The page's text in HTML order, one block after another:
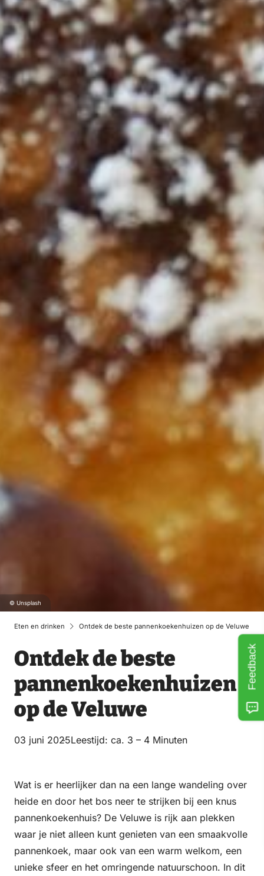
© Unsplash
Eten en drinken Ontdek de beste pannenkoekenhuizen op de Veluwe
Ontdek de beste
pannenkoekenhuizen
op de Veluwe
03 juni 2025Leestijd: ca. 3 – 4 Minuten
Wat is er heerlijker dan na een lange wandeling over
heide en door het bos neer te strijken bij een knus
pannenkoekenhuis? De Veluwe is rijk aan plekken
waar je niet alleen kunt genieten van een smaakvolle
pannenkoek, maar ook van een warm welkom, een
unieke sfeer en het omringende natuurschoon. In dit
Feedback